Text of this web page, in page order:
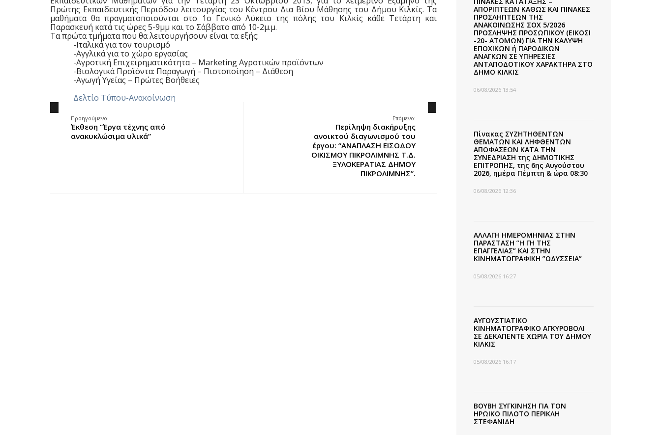
Πρώτης Εκπαιδευτικής Περιόδου λειτουργίας του Κέντρου Δια Βίου Μάθησης του Δήμου Κιλκίς. Τα
μαθήματα θα πραγματοποιούνται στο 1ο Γενικό Λύκειο της πόλης του Κιλκίς κάθε Τετάρτη και
Παρασκευή κατά τις ώρες 5-9μμ και το Σάββατο από 10-2μ.μ.
Τα πρώτα τμήματα που θα λειτουργήσουν είναι τα εξής:
-Ιταλικά για τον τουρισμό
-Αγγλικά για το χώρο εργασίας
-Αγροτική Επιχειρηματικότητα – Marketing Αγροτικών προϊόντων
-Βιολογικά Προϊόντα: Παραγωγή – Πιστοποίηση – Διάθεση
-Αγωγή Υγείας – Πρώτες Βοήθειες
Δελτίο Τύπου-Ανακοίνωση
Προηγούμενο:
Έκθεση “Έργα τέχνης από
ανακυκλώσιμα υλικά”
Επόμενο:
Περίληψη διακήρυξης
ανοικτού διαγωνισμού του
έργου: “ΑΝΑΠΛΑΣΗ ΕΙΣΟΔΟΥ
ΟΙΚΙΣΜΟΥ ΠΙΚΡΟΛΙΜΝΗΣ Τ.Δ.
ΞΥΛΟΚΕΡΑΤΙΑΣ ΔΗΜΟΥ
ΠΙΚΡΟΛΙΜΝΗΣ”.
ΑΠΟΡΙΠΤΕΩΝ ΚΑΘΩΣ ΚΑΙ ΠΙΝΑΚΕΣ
ΠΡΟΣΛΗΠΤΕΩΝ ΤΗΣ
ΑΝΑΚΟΙΝΩΣΗΣ ΣΟΧ 5/2026
ΠΡΟΣΛΗΨΗΣ ΠΡΟΣΩΠΙΚΟΥ (ΕΙΚΟΣΙ
-20- ΑΤΟΜΩΝ) ΓΙΑ ΤΗΝ ΚΑΛΥΨΗ
ΕΠΟΧΙΚΩΝ ή ΠΑΡΟΔΙΚΩΝ
ΑΝΑΓΚΩΝ ΣΕ ΥΠΗΡΕΣΙΕΣ
ΑΝΤΑΠΟΔΟΤΙΚΟΥ ΧΑΡΑΚΤΗΡΑ ΣΤΟ
ΔΗΜΟ ΚΙΛΚΙΣ
06/08/2026 13:54
Πίνακας ΣΥΖΗΤΗΘΕΝΤΩΝ
ΘΕΜΑΤΩΝ ΚΑΙ ΛΗΦΘΕΝΤΩΝ
ΑΠΟΦΑΣΕΩΝ ΚΑΤΑ ΤΗΝ
ΣΥΝΕΔΡΙΑΣΗ της ΔΗΜΟΤΙΚΗΣ
ΕΠΙΤΡΟΠΗΣ, της 6ης Αυγούστου
2026, ημέρα Πέμπτη & ώρα 08:30
06/08/2026 12:36
ΑΛΛΑΓΗ ΗΜΕΡΟΜΗΝΙΑΣ ΣΤΗΝ
ΠΑΡΑΣΤΑΣΗ ”Η ΓΗ ΤΗΣ
ΕΠΑΓΓΕΛΙΑΣ” ΚΑΙ ΣΤΗΝ
ΚΙΝΗΜΑΤΟΓΡΑΦΙΚΗ ”ΟΔΥΣΣΕΙΑ”
05/08/2026 16:27
ΑΥΓΟΥΣΤΙΑΤΙΚΟ
ΚΙΝΗΜΑΤΟΓΡΑΦΙΚΟ ΑΓΚΥΡΟΒΟΛΙ
ΣΕ ΔΕΚΑΠΕΝΤΕ ΧΩΡΙΑ ΤΟΥ ΔΗΜΟΥ
ΚΙΛΚΙΣ
05/08/2026 16:17
ΒΟΥΒΗ ΣΥΓΚΙΝΗΣΗ ΓΙΑ ΤΟΝ
ΗΡΩΙΚΟ ΠΙΛΟΤΟ ΠΕΡΙΚΛΗ
ΣΤΕΦΑΝΙΔΗ